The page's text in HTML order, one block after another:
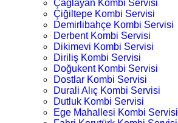
Çağlayan Kombi Servisi
Çiğiltepe Kombi Servisi
Demirlibahçe Kombi Servisi
Derbent Kombi Servisi
Dikimevi Kombi Servisi
Diriliş Kombi Servisi
Doğukent Kombi Servisi
Dostlar Kombi Servisi
Durali Alıç Kombi Servisi
Dutluk Kombi Servisi
Ege Mahallesi Kombi Servisi